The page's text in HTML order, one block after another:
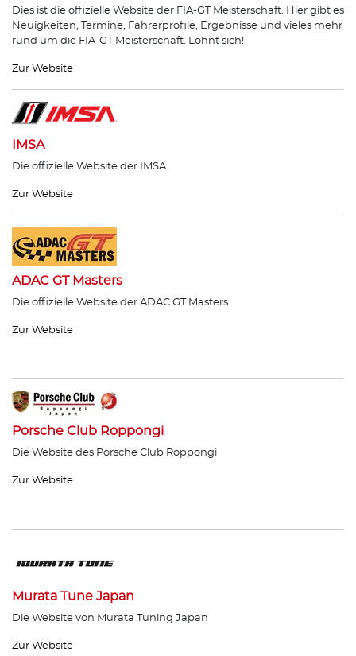
Dies ist die offizielle Website der FIA-GT Meisterschaft. Hier gibt es
Neuigkeiten, Termine, Fahrerprofile, Ergebnisse und vieles mehr
rund um die FIA-GT Meisterschaft. Lohnt sich!
Zur Website
IMSA
Die offizielle Website der IMSA
Zur Website
ADAC GT Masters
Die offizielle Website der ADAC GT Masters
Zur Website
Porsche Club Roppongi
Die Website des Porsche Club Roppongi
Zur Website
Murata Tune Japan
Die Website von Murata Tuning Japan
Zur Website